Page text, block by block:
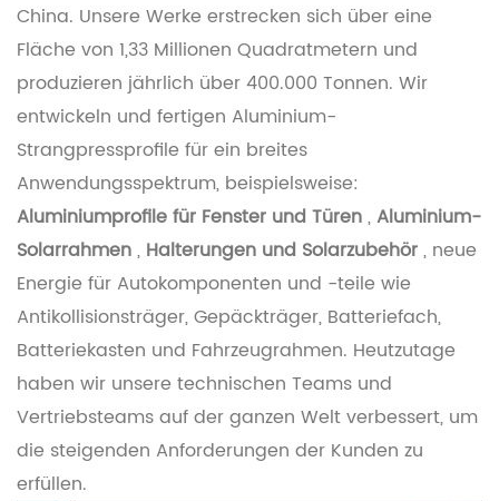
China. Unsere Werke erstrecken sich über eine
Fläche von 1,33 Millionen Quadratmetern und
produzieren jährlich über 400.000 Tonnen. Wir
entwickeln und fertigen Aluminium-
Strangpressprofile für ein breites
Anwendungsspektrum, beispielsweise:
Aluminiumprofile für Fenster und Türen,Aluminium-
Solarrahmen, Halterungen und Solarzubehör, neue
Energie für Autokomponenten und -teile wie
Antikollisionsträger, Gepäckträger, Batteriefach,
Batteriekasten und Fahrzeugrahmen. Heutzutage
haben wir unsere technischen Teams und
Vertriebsteams auf der ganzen Welt verbessert, um
die steigenden Anforderungen der Kunden zu
erfüllen.